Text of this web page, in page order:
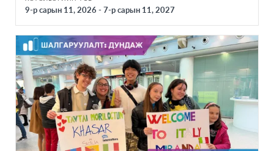
АЗИ
Азийн AFS холбоо
Вьетнам
Солонгос
Тайланд
Хятад
Хонконг
Хэлний Сургалт
Дэлхийн Иргэншил
Соёл Солилцоо
Багш нарт
9-р сарын 11, 2026 - 7-р сарын 11, 2027